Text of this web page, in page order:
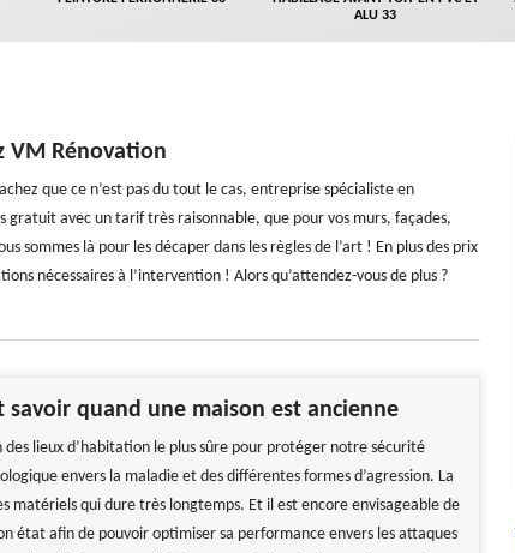
ALU 33
VM Rénovation
que ce n’est pas du tout le cas, entreprise spécialiste en
avec un tarif très raisonnable, que pour vos murs, façades,
là pour les décaper dans les règles de l’art ! En plus des prix
nécessaires à l’intervention ! Alors qu’attendez-vous de plus ?
savoir quand une maison est ancienne
des lieux d’habitation le plus sûre pour protéger notre sécurité
envers la maladie et des différentes formes d’agression. La
matériels qui dure très longtemps. Et il est encore envisageable de
état afin de pouvoir optimiser sa performance envers les attaques